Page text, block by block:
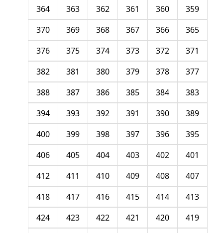
359
360
361
362
363
364
365
366
367
368
369
370
371
372
373
374
375
376
377
378
379
380
381
382
383
384
385
386
387
388
389
390
391
392
393
394
395
396
397
398
399
400
401
402
403
404
405
406
407
408
409
410
411
412
413
414
415
416
417
418
419
420
421
422
423
424